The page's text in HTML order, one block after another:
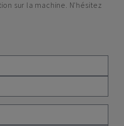
sur la machine. N'hésitez